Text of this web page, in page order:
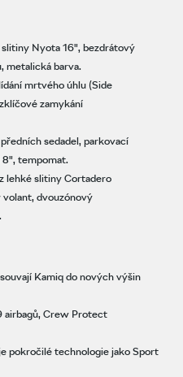
slitiny Nyota 16", bezdrátový
metalická barva.
mrtvého úhlu (Side
zamykání
sedadel, parkovací
tempomat.
lehké slitiny Cortadero
dvouzónový
Kamiq do nových výšin
airbagů, Crew Protect
pokročilé technologie jako Sport